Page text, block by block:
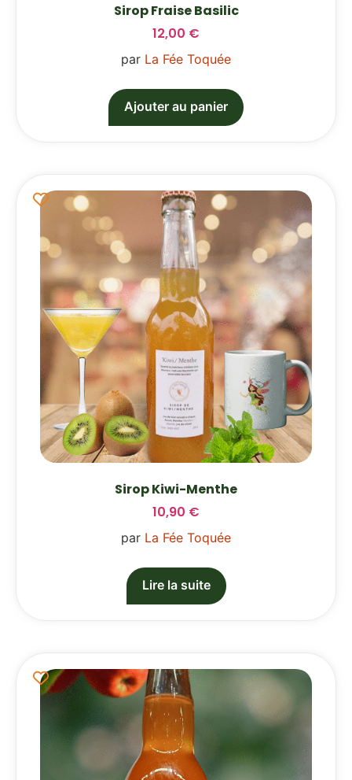
Sirop Fraise Basilic
12,00 €
par La Fée Toquée
Ajouter au panier
Sirop Kiwi-Menthe
10,90 €
par La Fée Toquée
Lire la suite